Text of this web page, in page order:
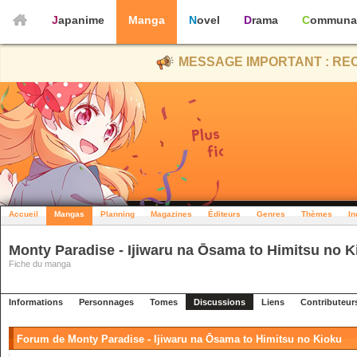
Japanime Manga Novel Drama
MESSAGE IMPORTANT :
Accueil Mangas Planning Magazines Éditeurs Genres Thèmes
Monty Paradise - Ijiwaru na Ōsama to Himitsu no
Fiche du manga
Informations Personnages Tomes Discussions Liens
Forum de Monty Paradise - Ijiwaru na Ōsama to Himitsu no Kioku